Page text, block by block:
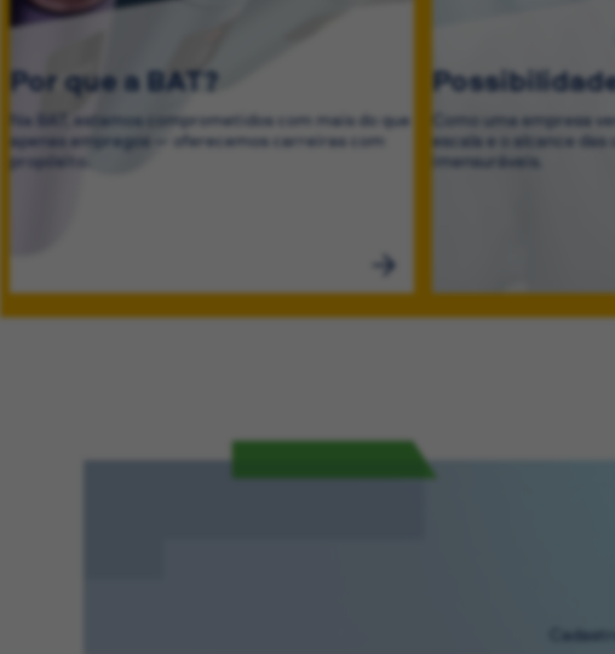
Por que a BAT?
Na BAT, estamos comprometidos com mais do que
apenas empregos — oferecemos carreiras com
propósito.
Como uma empresa
escala e o alcance das
imensuráveis.